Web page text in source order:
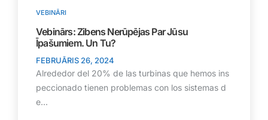
VEBINĀRI
Vebinārs: Zibens Nerūpējas Par Jūsu
Īpašumiem. Un Tu?
FEBRUĀRIS 26, 2024
Alrededor del 20% de las turbinas que hemos ins
peccionado tienen problemas con los sistemas d
e...